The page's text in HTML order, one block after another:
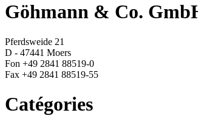
Göhmann & Co.
Pferdsweide 21
D - 47441 Moers
Fon +49 2841 88519-0
Fax +49 2841 88519-55
Catégories